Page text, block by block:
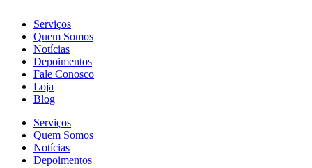
Serviços
Quem Somos
Notícias
Depoimentos
Fale Conosco
Loja
Blog
Serviços
Quem Somos
Notícias
Depoimentos